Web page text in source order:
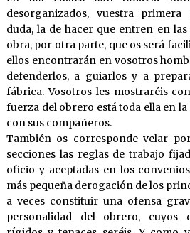
desorganizados, vuestra
duda, la de hacer que entren en
obra, por otra parte, que os será
ellos encontrarán en vosotros
defenderlos, a guiarlos y a
fábrica. Vosotros les mostraréis
fuerza del obrero está toda ella en
con sus compañeros.
También os corresponde velar
secciones las reglas de trabajo
oficio y aceptadas en los
más pequeña derogación de los
a veces constituir una ofensa
personalidad del obrero, cuyos